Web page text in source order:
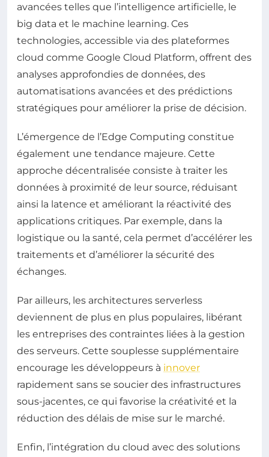
avancées telles que l’intelligence artificielle, le
big data et le machine learning. Ces
technologies, accessible via des plateformes
cloud comme Google Cloud Platform, offrent des
analyses approfondies de données, des
automatisations avancées et des prédictions
stratégiques pour améliorer la prise de décision.
L’émergence de l’Edge Computing constitue
également une tendance majeure. Cette
approche décentralisée consiste à traiter les
données à proximité de leur source, réduisant
ainsi la latence et améliorant la réactivité des
applications critiques. Par exemple, dans la
logistique ou la santé, cela permet d’accélérer les
traitements et d’améliorer la sécurité des
échanges.
Par ailleurs, les architectures serverless
deviennent de plus en plus populaires, libérant
les entreprises des contraintes liées à la gestion
des serveurs. Cette souplesse supplémentaire
encourage les développeurs à innover
rapidement sans se soucier des infrastructures
sous-jacentes, ce qui favorise la créativité et la
réduction des délais de mise sur le marché.
Enfin, l’intégration du cloud avec des solutions